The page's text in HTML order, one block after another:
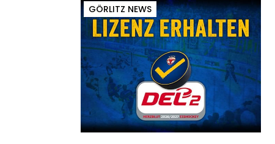
GÖRLITZ NEWS